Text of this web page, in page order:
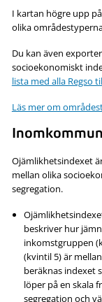
I kartan högre upp
olika
Du kan även
socioekonomiskt
lista med alla Regso
Läs mer om
Ojämlikhetsindexet
mellan olika
segregation.
beskriver hur
inkomstgruppen
(kvintil 5) är
beräknas indexet
löper på en skala
segregation och